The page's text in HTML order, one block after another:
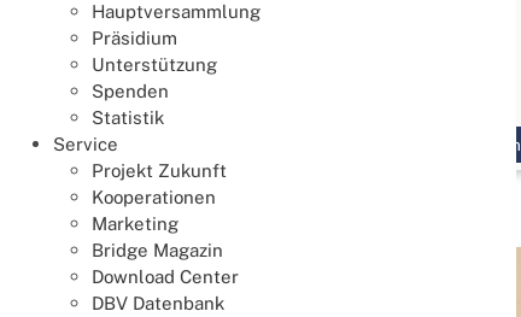
Hauptversammlung
Präsidium
Unterstützung
Spenden
Statistik
Service
Projekt Zukunft
Kooperationen
Marketing
Bridge Magazin
Download Center
DBV Datenbank
Bridge kennenlernen
Am 15.08.2026 von 10:00 bis 16:30 Uhr in
Wiesbaden
Weiterlesen